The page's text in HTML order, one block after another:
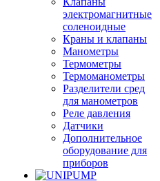
электромагнитные
соленоидные
Краны и клапаны
Манометры
Термометры
Термоманометры
Разделители сред
для манометров
Реле давления
Датчики
Дополнительное
оборудование для
приборов